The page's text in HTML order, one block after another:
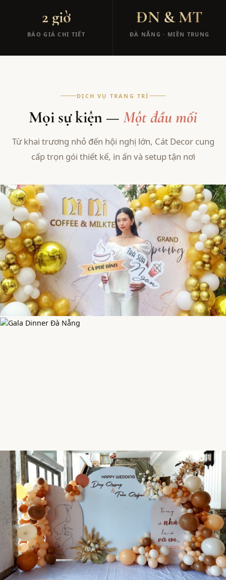
2 giờ
BÁO GIÁ CHI TIẾT
ĐN & MT
ĐÀ NẴNG · MIỀN TRUNG
DỊCH VỤ TRANG TRÍ
Mọi sự kiện — Một đầu mối
Từ khai trương nhỏ đến hội nghị lớn, Cát Decor cung
cấp trọn gói thiết kế, in ấn và setup tận nơi
CORPORATE EVENT
Gala Dinner
& Year End Party